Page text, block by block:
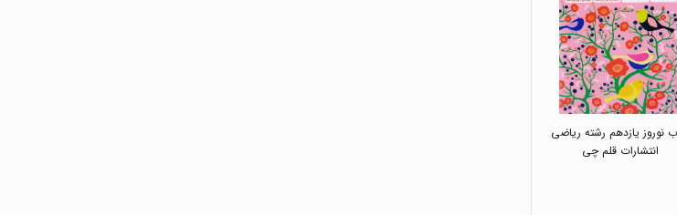
نوروز یازدهم رشته ریاضی
انتشارات قلم چی